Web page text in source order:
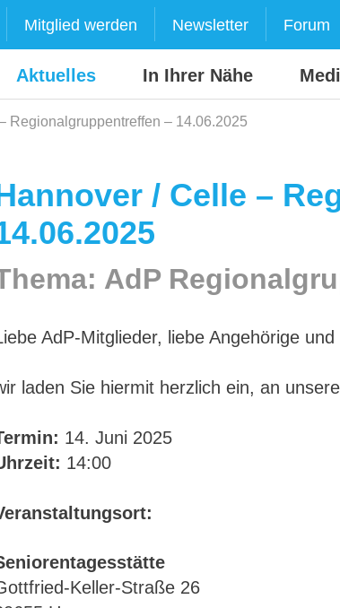
Mitglied werden Newsletter Forum
Aktuelles In Ihrer Nähe
Regionalgruppentreffen – 14.06.2025
/ Celle –
AdP
AdP-Mitglieder, liebe Angehörige
laden Sie hiermit herzlich ein, an
14. Juni 2025
14:00
Keller-Straße 26